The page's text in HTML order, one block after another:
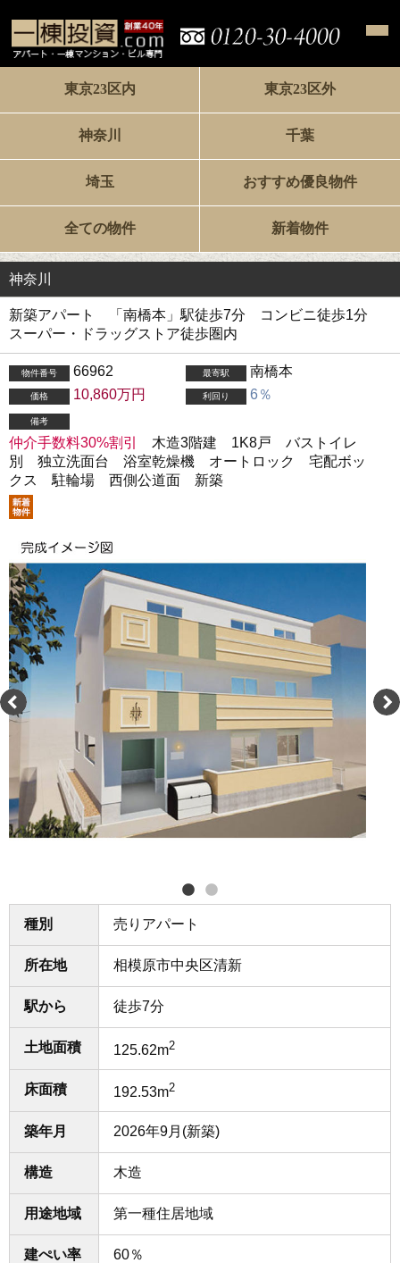
東京23区内 東京23区外
神奈川 千葉
埼玉 おすすめ優良物件
全ての物件 新着物件
神奈川
新築アパート 「南橋本」駅徒歩7分 コンビニ徒歩1分
スーパー・ドラッグストア徒歩圏内
物件番号 66962 最寄駅 南橋本
価格 10,860万円 利回り 6％
備考
仲介手数料30%割引
木造3階建 1K8戸 バストイレ
別 独立洗面台 浴室乾燥機 オートロック 宅配ボッ
クス 駐輪場 西側公道面 新築
種別 売りアパート
所在地 相模原市中央区清新
駅から 徒歩7分
土地面積 125.62m2
床面積 192.53m2
築年月 2026年9月(新築)
構造 木造
用途地域 第一種住居地域
建ぺい率 60％